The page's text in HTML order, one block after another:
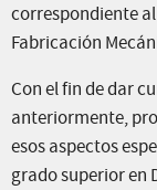
correspondiente
Fabricación
Con el fin de dar
anteriormente,
esos aspectos
grado superior en